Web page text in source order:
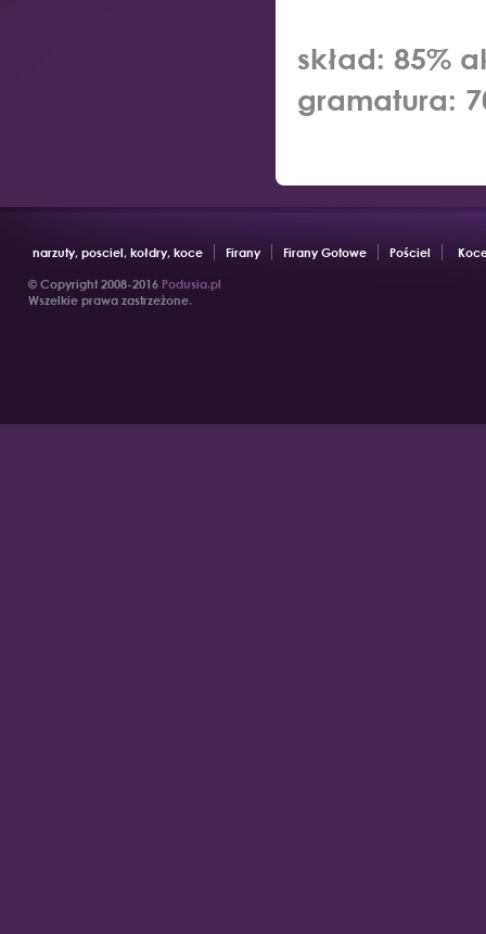
skład: 85%
gramatura:
narzuty, posciel, kołdry, koce Firany Firany Gotowe Pościel
© Copyright 2008-2016 Podusia.pl
Wszelkie prawa zastrzeżone.